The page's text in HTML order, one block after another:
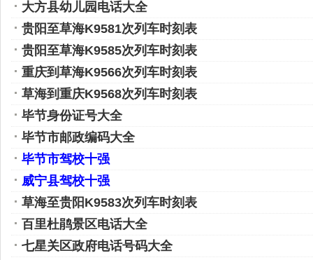
大方县幼儿园电话大全
贵阳至草海K9581次列车时刻表
贵阳至草海K9585次列车时刻表
重庆到草海K9566次列车时刻表
草海到重庆K9568次列车时刻表
毕节身份证号大全
毕节市邮政编码大全
毕节市驾校十强
威宁县驾校十强
草海至贵阳K9583次列车时刻表
百里杜鹃景区电话大全
七星关区政府电话号码大全